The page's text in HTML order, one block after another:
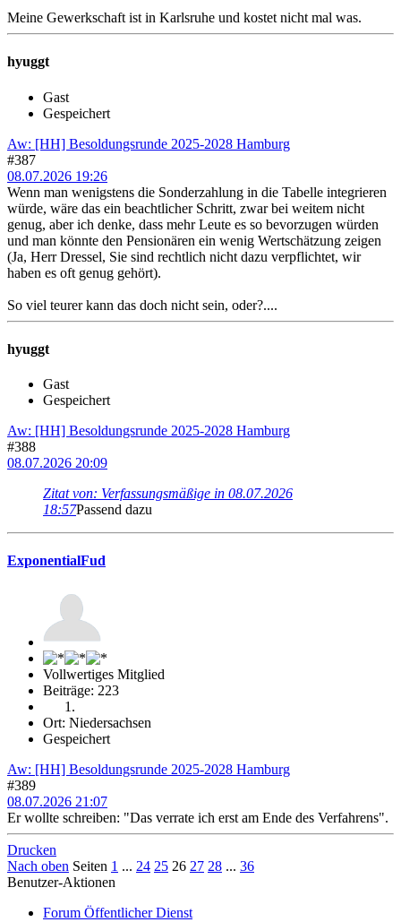
Meine Gewerkschaft ist in Karlsruhe und kostet nicht mal was.
hyuggt
Gast
Gespeichert
Aw: [HH] Besoldungsrunde 2025-2028 Hamburg
#387
08.07.2026 19:26
Wenn man wenigstens die Sonderzahlung in die Tabelle integrieren
würde, wäre das ein beachtlicher Schritt, zwar bei weitem nicht
genug, aber ich denke, dass mehr Leute es so bevorzugen würden
und man könnte den Pensionären ein wenig Wertschätzung zeigen
(Ja, Herr Dressel, Sie sind rechtlich nicht dazu verpflichtet, wir
haben es oft genug gehört).
So viel teurer kann das doch nicht sein, oder?....
hyuggt
Gast
Gespeichert
Aw: [HH] Besoldungsrunde 2025-2028 Hamburg
#388
08.07.2026 20:09
Zitat von: Verfassungsmäßige in 08.07.2026
18:57Passend dazu
ExponentialFud
Vollwertiges Mitglied
Beiträge: 223
Ort: Niedersachsen
Gespeichert
Aw: [HH] Besoldungsrunde 2025-2028 Hamburg
#389
08.07.2026 21:07
Er wollte schreiben: "Das verrate ich erst am Ende des Verfahrens".
Drucken
Nach oben Seiten 1 ... 24 25 26 27 28 ... 36
Benutzer-Aktionen
Forum Öffentlicher Dienst